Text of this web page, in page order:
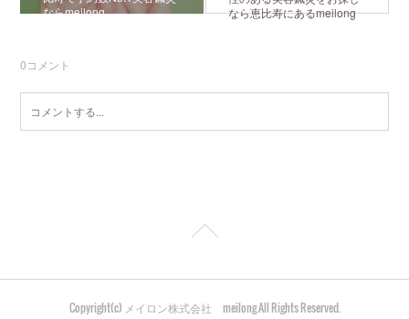
ならmeilong
なら恵比寿にあるmeilong
0コメント
Copyright(c) メイロン株式会社 meilong All Rights Reserved.